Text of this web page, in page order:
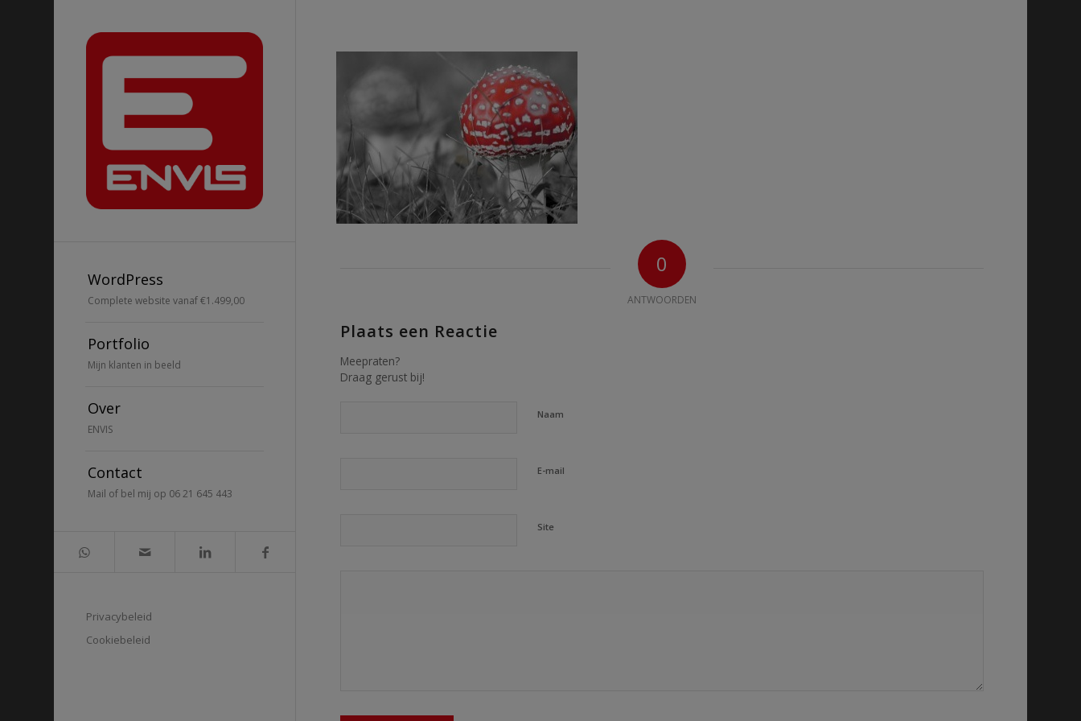
WordPress
Complete website vanaf €1.499,00
Portfolio
Mijn klanten in beeld
Over
ENVIS
Contact
Mail of bel mij op 06 21 645 443
Privacybeleid
Cookiebeleid
0
ANTWOORDEN
Plaats een Reactie
Meepraten?
Draag gerust bij!
Naam
E-mail
Site